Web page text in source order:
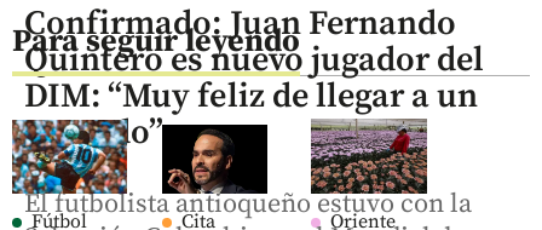
Para seguir leyendo
Fútbol
Cita
Oriente
Confirmado: Juan Fernando
Quintero es nuevo jugador del
DIM: “Muy feliz de llegar a un
acuerdo”
El futbolista antioqueño estuvo con la